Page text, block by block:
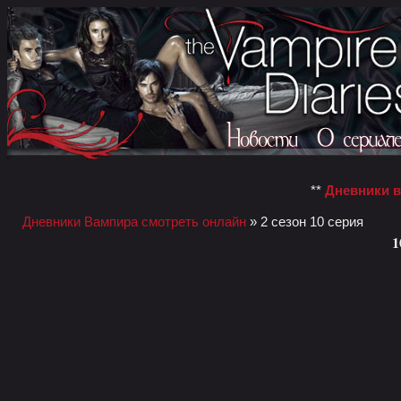
** Дневники
Дневники Вампира смотреть онлайн» 2 сезон 10 серия